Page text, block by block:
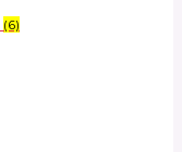
(6)